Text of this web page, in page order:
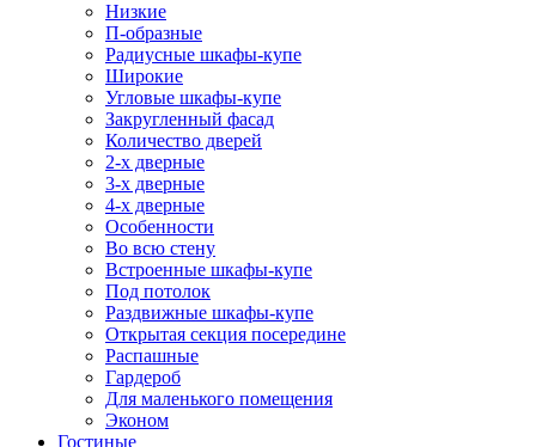
Низкие
П-образные
Радиусные шкафы-купе
Широкие
Угловые шкафы-купе
Закругленный фасад
Количество дверей
2-х дверные
3-х дверные
4-х дверные
Особенности
Во всю стену
Встроенные шкафы-купе
Под потолок
Раздвижные шкафы-купе
Открытая секция посередине
Распашные
Гардероб
Для маленького помещения
Эконом
Гостиные